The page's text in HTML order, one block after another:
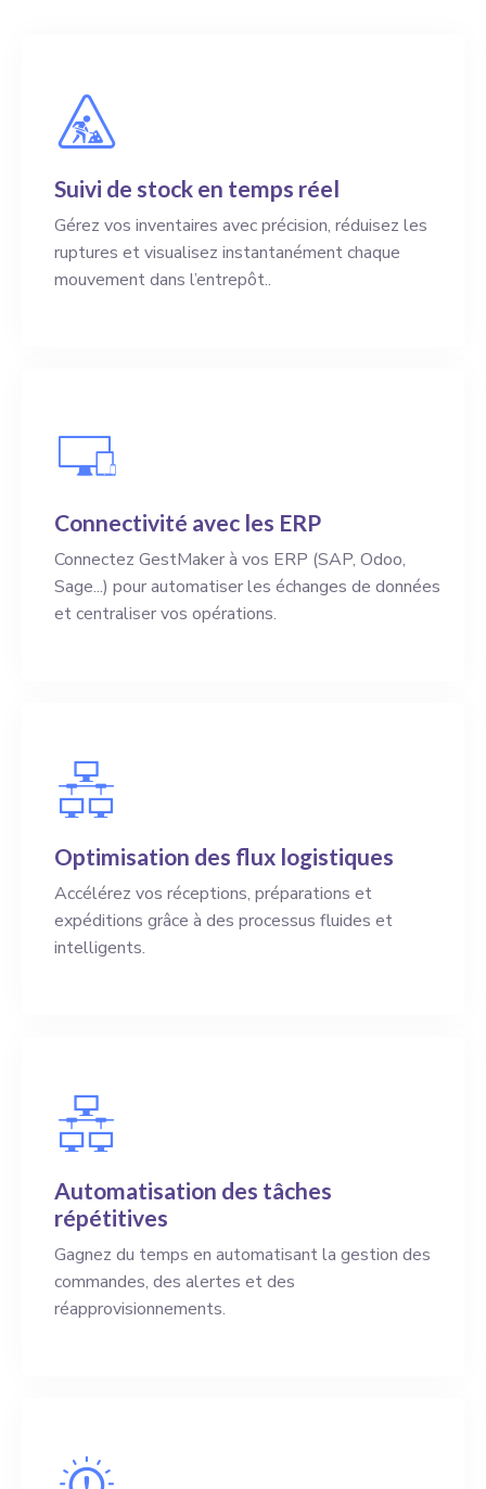
Suivi de stock en temps réel
Gérez vos inventaires avec précision, réduisez les
ruptures et visualisez instantanément chaque
mouvement dans l’entrepôt..
Connectivité avec les ERP
Connectez GestMaker à vos ERP (SAP, Odoo,
Sage...) pour automatiser les échanges de données
et centraliser vos opérations.
Optimisation des flux logistiques
Accélérez vos réceptions, préparations et
expéditions grâce à des processus fluides et
intelligents.
Automatisation des tâches
répétitives
Gagnez du temps en automatisant la gestion des
commandes, des alertes et des
réapprovisionnements.